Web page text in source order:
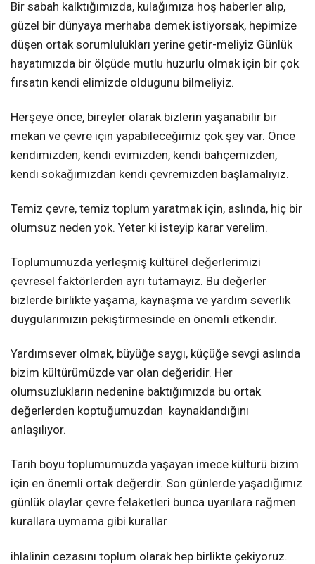
Bir sabah kalktığımızda, kulağımıza hoş haberler alıp,
güzel bir dünyaya merhaba demek istiyorsak, hepimize
düşen ortak sorumlulukları yerine getir-meliyiz Günlük
hayatımızda bir ölçüde mutlu huzurlu olmak için bir çok
fırsatın kendi elimizde oldugunu bilmeliyiz.
Herşeye önce, bireyler olarak bizlerin yaşanabilir bir
mekan ve çevre için yapabileceğimiz çok şey var. Önce
kendimizden, kendi evimizden, kendi bahçemizden,
kendi sokağımızdan kendi çevremizden başlamalıyız.
Temiz çevre, temiz toplum yaratmak için, aslında, hiç bir
olumsuz neden yok. Yeter ki isteyip karar verelim.
Toplumumuzda yerleşmiş kültürel değerlerimizi
çevresel faktörlerden ayrı tutamayız. Bu değerler
bizlerde birlikte yaşama, kaynaşma ve yardım severlik
duygularımızın pekiştirmesinde en önemli etkendir.
Yardımsever olmak, büyüğe saygı, küçüğe sevgi aslında
bizim kültürümüzde var olan değeridir. Her
olumsuzlukların nedenine baktığımızda bu ortak
değerlerden koptuğumuzdan kaynaklandığını
anlaşılıyor.
Tarih boyu toplumumuzda yaşayan imece kültürü bizim
için en önemli ortak değerdir. Son günlerde yaşadığımız
günlük olaylar çevre felaketleri bunca uyarılara rağmen
kurallara uymama gibi kurallar
ihlalinin cezasını toplum olarak hep birlikte çekiyoruz.